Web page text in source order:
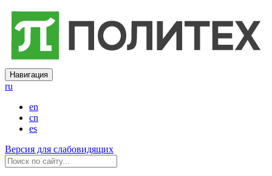
Навигация
ru
en
cn
es
Версия для слабовидящих